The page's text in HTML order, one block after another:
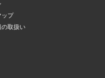
ップ
の取扱い